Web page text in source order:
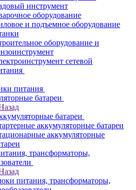
инструмент
оборудование
и подъемное оборудование
оборудование и
сетевой
питания
батареи
батареи
аккумуляторные батареи
аккумуляторные
трансформаторы,
питания, трансформаторы,